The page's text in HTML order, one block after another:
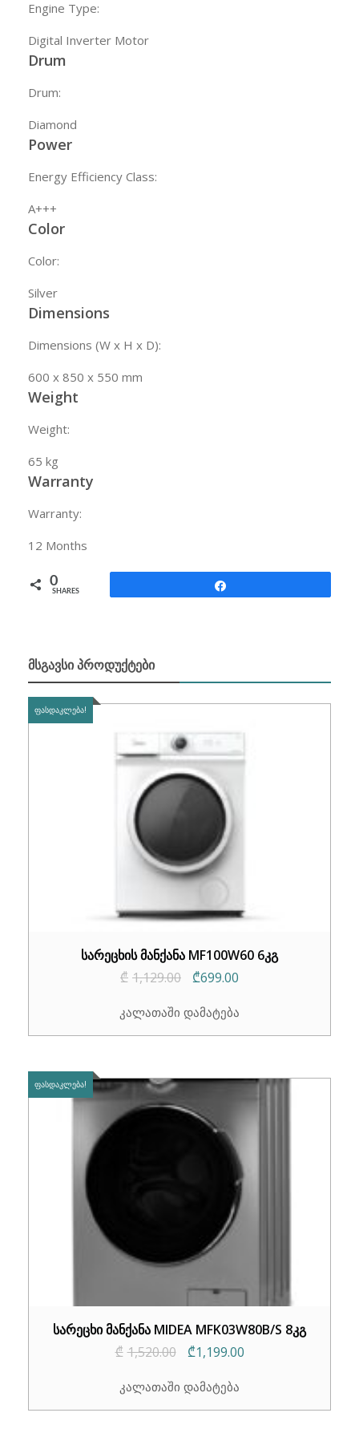
Engine Type:
Digital Inverter Motor
Drum
Drum:
Diamond
Power
Energy Efficiency Class:
A+++
Color
Color:
Silver
Dimensions
Dimensions (W x H x D):
600 x 850 x 550 mm
Weight
Weight:
65 kg
Warranty
Warranty:
12 Months
0
SHARES
ᲛᲡᲒᲐᲕᲡᲘ ᲞᲠᲝᲓᲣᲥᲢᲔᲑᲘ
ᲤᲐᲡᲓᲐᲙᲚᲔᲑᲐ!
სარეცხის მანქანა MF100W60 6კგ
₾ 1,129.00
Original
was:
₾699.00
is:
კალათაში დამატება
ᲤᲐᲡᲓᲐᲙᲚᲔᲑᲐ!
სარეცხი მანქანა MIDEA MFK03W80B/S 8კგ
₾ 1,520.00
Original
was:
₾1,199.00Current
კალათაში დამატება